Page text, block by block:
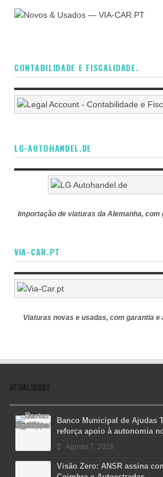
CONTABILIDADE E FISCALIDADE.
LG-AUTOHANDEL.DE
Importação de viaturas da Alemanha,
VIA-CAR.PT
Viaturas novas e usadas, com garantia
ATUALIDADE
Banco Municipal de Ajudas
reforça apoio à autonomia
Agosto 7, 2026
Visão Zero: ANSR assina